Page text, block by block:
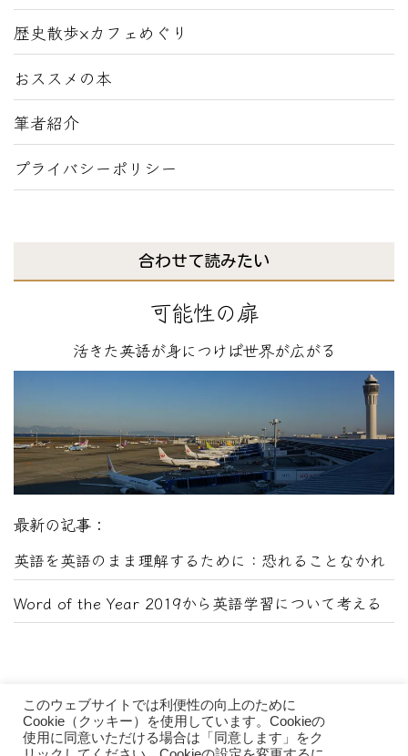
歴史散歩×カフェめぐり
おススメの本
筆者紹介
プライバシーポリシー
合わせて読みたい
可能性の扉
活きた英語が身につけば世界が広がる
最新の記事：
英語を英語のまま理解するために：恐れることなかれ
Word of the Year 2019から英語学習について考える
このウェブサイトでは利便性の向上のために
Cookie（クッキー）を使用しています。Cookieの
使用に同意いただける場合は「同意します」をク